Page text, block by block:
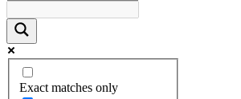
Exact matches only